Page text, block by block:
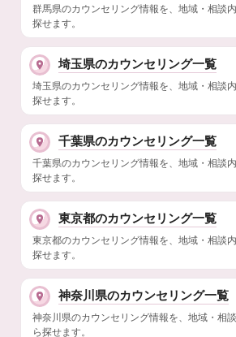
群馬県のカウンセリング情報を、地域・相談
探せます。
埼玉県のカウンセリング一覧
埼玉県のカウンセリング情報を、地域・相談
探せます。
千葉県のカウンセリング一覧
千葉県のカウンセリング情報を、地域・相談
探せます。
東京都のカウンセリング一覧
東京都のカウンセリング情報を、地域・相談
探せます。
神奈川県のカウンセリング一覧
神奈川県のカウンセリング情報を、地域・相
ら探せます。